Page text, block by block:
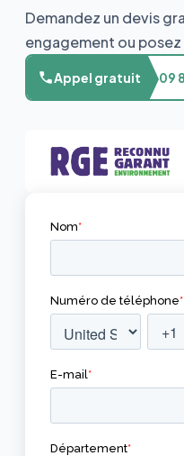
Demandez un devis
engagement ou
Appel gratuit 09